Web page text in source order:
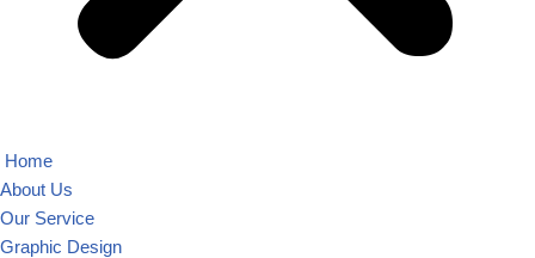
Home
About Us
Our Service
Graphic Design